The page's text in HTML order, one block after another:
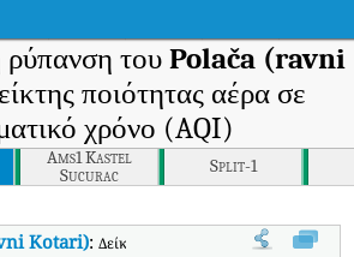
του Polača (ravni
ποιότητας αέρα σε
χρόνο (AQI)
Ams1 Kastel
Sucurac
Split-1
Kotari):Δείκτης ποιότητας αέρα σε